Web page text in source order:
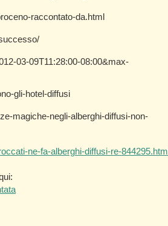
raccontato-da.html
03-09T11:28:00-08:00&max-
gli-hotel-diffusi
magiche-negli-alberghi-diffusi-non-
ne-fa-alberghi-diffusi-re-844295.html